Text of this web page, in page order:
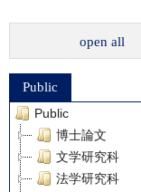
open all
Public
Public
博士論文
文学研究科
法学研究科